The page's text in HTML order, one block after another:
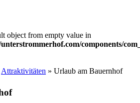
object from empty value in
components/
Attraktivitäten » Urlaub am Bauernhof